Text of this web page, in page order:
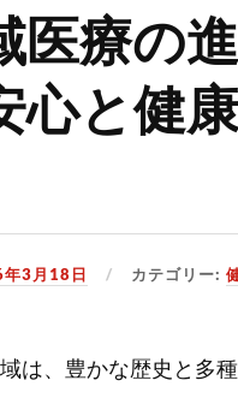
医療の
心と健
3月18日 カテゴリー:
は、豊かな歴史と多